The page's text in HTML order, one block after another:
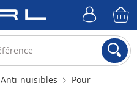
Anti-nuisibles
Pour